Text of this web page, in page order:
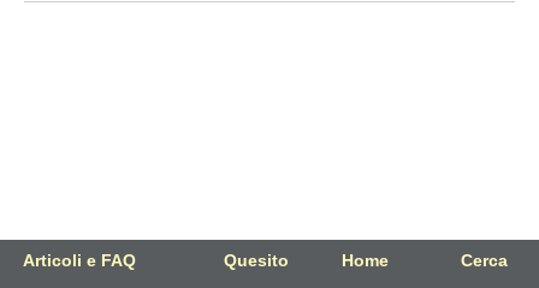
Articoli e FAQ Quesito Home Cerca